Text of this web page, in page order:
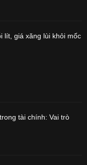
lít, giá xăng lùi khỏi mốc
tài chính: Vai trò